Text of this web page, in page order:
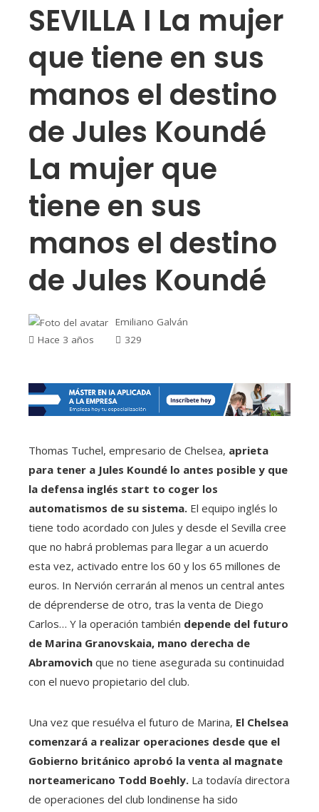
SEVILLA I La mujer
que tiene en sus
manos el destino
de Jules Koundé
La mujer que
tiene en sus
manos el destino
de Jules Koundé
Emiliano Galván
Hace 3 años
329
Thomas Tuchel, empresario de Chelsea, aprieta
para tener a Jules Koundé lo antes posible y que
la defensa inglés start to coger los
automatismos de su sistema. El equipo inglés lo
tiene todo acordado con Jules y desde el Sevilla cree
que no habrá problemas para llegar a un acuerdo
esta vez, activado entre los 60 y los 65 millones de
euros. In Nervión cerrarán al menos un central antes
de déprenderse de otro, tras la venta de Diego
Carlos… Y la operación también depende del futuro
de Marina Granovskaia, mano derecha de
Abramovich que no tiene asegurada su continuidad
con el nuevo propietario del club.
Una vez que resuélva el futuro de Marina, El Chelsea
comenzará a realizar operaciones desde que el
Gobierno británico aprobó la venta al magnate
norteamericano Todd Boehly. La todavía directora
de operaciones del club londinense ha sido